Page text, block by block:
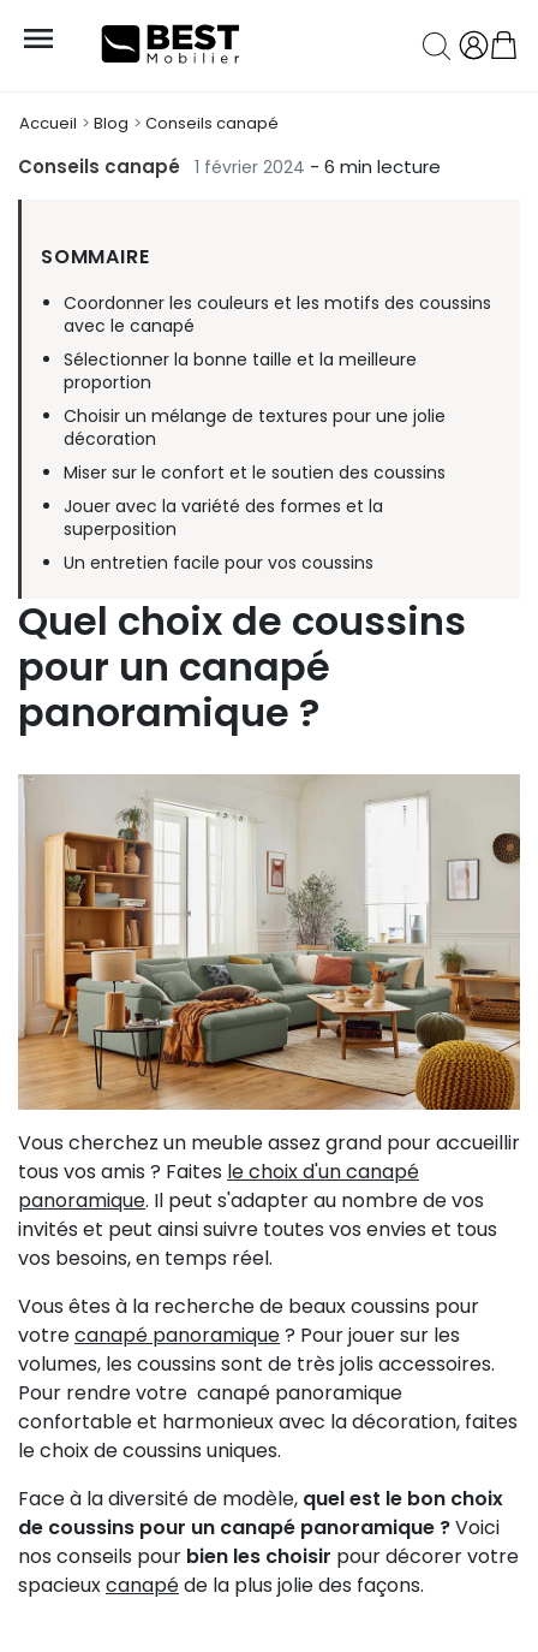

Accueil Blog Conseils canapé
Conseils canapé 1 février 2024 - 6 min lecture
SOMMAIRE
Coordonner les couleurs et les motifs des coussins
avec le canapé
Sélectionner la bonne taille et la meilleure
proportion
Choisir un mélange de textures pour une jolie
décoration
Miser sur le confort et le soutien des coussins
Jouer avec la variété des formes et la
superposition
Un entretien facile pour vos coussins
Quel choix de coussins
pour un canapé
panoramique ?
Vous cherchez un meuble assez grand pour accueillir
tous vos amis ? Faites le choix d'un canapé
panoramique. Il peut s'adapter au nombre de vos
invités et peut ainsi suivre toutes vos envies et tous
vos besoins, en temps réel.
Vous êtes à la recherche de beaux coussins pour
votrecanapé panoramique? Pour jouer sur les
volumes, les coussins sont de très jolis accessoires.
Pour rendre votre canapé panoramique
confortable et harmonieux avec la décoration, faites
le choix de coussins uniques.
Face à la diversité de modèle, quel est le bon choix
de coussins pour un canapé panoramique ?Voici
nos conseils pour bien les choisir pour décorer votre
spacieuxcanapéde la plus jolie des façons.